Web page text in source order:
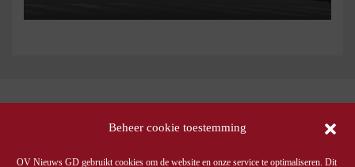
Beheer cookie toestemming
OV Nieuws GD gebruikt cookies om de website en onze service te optimaliseren. Dit